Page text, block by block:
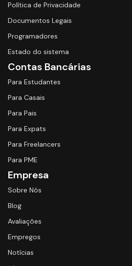
Política de Privacidade
Documentos Legais
Programadores
Estado do sistema
Contas Bancárias
Para Estudantes
Para Casais
Para Pais
Para Expats
Para Freelancers
Para PME
Empresa
Sobre Nós
Blog
Avaliações
Empregos
Notícias